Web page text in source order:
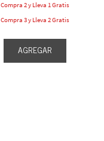
Compra 2 y Lleva 1 Gratis
Compra 3 y Lleva 2 Gratis
AGREGAR